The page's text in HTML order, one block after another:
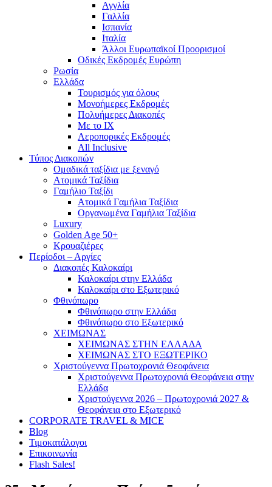
Αγγλία
Γαλλία
Ισπανία
Ιταλία
Άλλοι Ευρωπαϊκοί Προορισμοί
Οδικές Εκδρομές Ευρώπη
Ρωσία
Ελλάδα
Τουρισμός για όλους
Mονοήμερες Εκδρομές
Πολυήμερες Διακοπές
Με το ΙΧ
Αεροπορικές Εκδρομές
All Inclusive
Τύπος Διακοπών
Ομαδικά ταξίδια με ξεναγό
Ατομικά Ταξίδια
Γαμήλιο Ταξίδι
Ατομικά Γαμήλια Ταξίδια
Οργανωμένα Γαμήλια Ταξίδια
Luxury
Golden Age 50+
Κρουαζιέρες
Περίοδοι – Αργίες
Διακοπές Καλοκαίρι
Καλοκαίρι στην Ελλάδα
Καλοκαίρι στο Εξωτερικό
Φθινόπωρο
Φθινόπωρο στην Ελλάδα
Φθινόπωρο στο Εξωτερικό
ΧΕΙΜΩΝΑΣ
ΧΕΙΜΩΝΑΣ ΣΤΗΝ ΕΛΛΑΔΑ
ΧΕΙΜΩΝΑΣ ΣΤΟ ΕΞΩΤΕΡΙΚΟ
Χριστούγεννα Πρωτοχρονιά Θεοφάνεια
Χριστούγεννα Πρωτοχρονιά Θεοφάνεια στην
Ελλάδα
Χριστούγεννα 2026 – Πρωτοχρονιά 2027 &
Θεοφάνεια στο Εξωτερικό
CORPORATE TRAVEL & MICE
Blog
Τιμοκατάλογοι
Επικοινωνία
Flash Sales!